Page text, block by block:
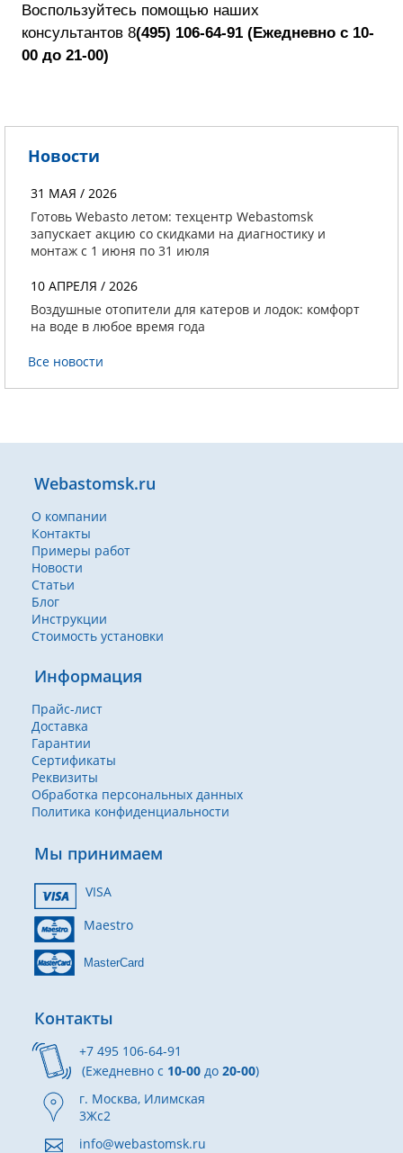
Воспользуйтесь помощью наших
консультантов 8(495) 106-64-91 (Ежедневно с 10-
00 до 21-00)
Новости
31 МАЯ / 2026
Готовь Webasto летом: техцентр Webastomsk
запускает акцию со скидками на диагностику и
монтаж с 1 июня по 31 июля
10 АПРЕЛЯ / 2026
Воздушные отопители для катеров и лодок: комфорт
на воде в любое время года
Все новости
Webastomsk.ru
О компании
Контакты
Примеры работ
Новости
Статьи
Блог
Инструкции
Стоимость установки
Информация
Прайс-лист
Доставка
Гарантии
Сертификаты
Реквизиты
Обработка персональных данных
Политика конфиденциальности
Мы принимаем
VISA
Maestro
MasterCard
Контакты
+7 495 106-64-91
(Ежедневно с 10-00 до 20-00)
г. Москва, Илимская
3Жс2
info@webastomsk.ru